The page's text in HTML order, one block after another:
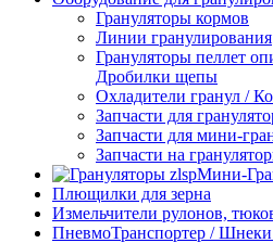
Грануляторы кормов
Линии гранулирования
Грануляторы пеллет
Дробилки щепы
Охладители гранул /
Запчасти для
Запчасти для мини-
Запчасти на
Мини-
Плющилки для зерна
Измельчители рулонов,
ПневмоТранспортер / Шнеки